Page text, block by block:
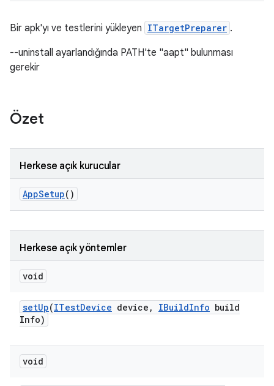
Bir apk'yı ve testlerini yükleyen ITargetPreparer .
--uninstall ayarlandığında PATH'te "aapt" bulunması
gerekir
Özet
Herkese açık kurucular
AppSetup()
Herkese açık yöntemler
void
setUp(ITestDevice device , IBuildInfo build
Info)
void